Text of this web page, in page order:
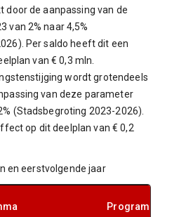
door de aanpassing van de
van 2% naar 4,5%
Per saldo heeft dit een
van € 0,3 mln.
wordt grotendeels
van deze parameter
(Stadsbegroting 2023-2026).
op dit deelplan van € 0,2
en eerstvolgende jaar
Programma